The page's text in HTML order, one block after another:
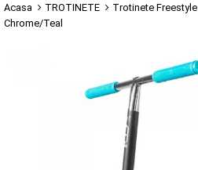
Acasa TROTINETE Trotinete Freestyle
Chrome/Teal